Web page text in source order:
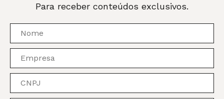
Para receber conteúdos exclusivos.